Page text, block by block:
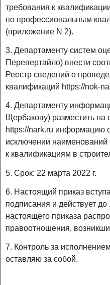
требования к
по профессиональным
(приложение N 2).
3. Департаменту систем
Перевертайло) внести
Реестр сведений о
квалификаций https://nok-
4. Департаменту
Щербакову) разместить
https://nark.ru информацию
исключении
к квалификациям в
5. Срок: 22 марта 2022 г.
6. Настоящий приказ
подписания и действует
настоящего приказа
правоотношения,
7. Контроль за
оставляю за собой.